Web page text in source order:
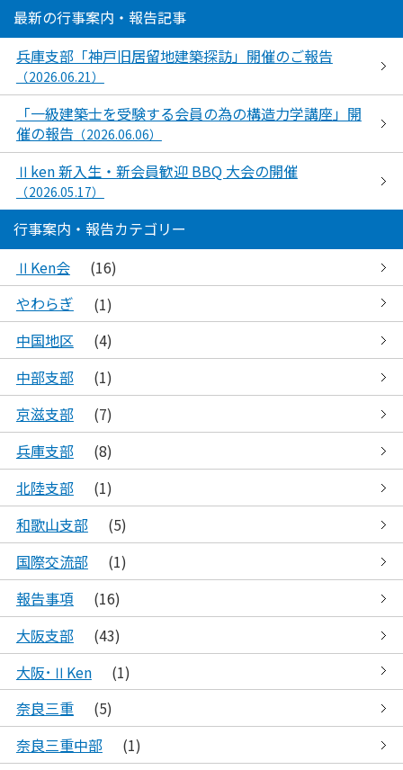
最新の行事案内・報告記事
兵庫支部「神戸旧居留地建築探訪」開催のご報告
（2026.06.21）
「一級建築士を受験する会員の為の構造力学講座」開
催の報告 （2026.06.06）
Ⅱken 新入生・新会員歓迎 BBQ 大会の開催
（2026.05.17）
行事案内・報告カテゴリー
ⅡKen会
(16)
やわらぎ
(1)
中国地区
(4)
中部支部
(1)
京滋支部
(7)
兵庫支部
(8)
北陸支部
(1)
和歌山支部
(5)
国際交流部
(1)
報告事項
(16)
大阪支部
(43)
大阪･ⅡKen
(1)
奈良三重
(5)
奈良三重中部
(1)